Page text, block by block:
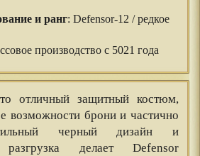
и ранг: Defensor-12 / редкое
производство с 5021 года
отличный защитный костюм,
возможности брони и частично
черный дизайн и
разгрузка делает Defensor